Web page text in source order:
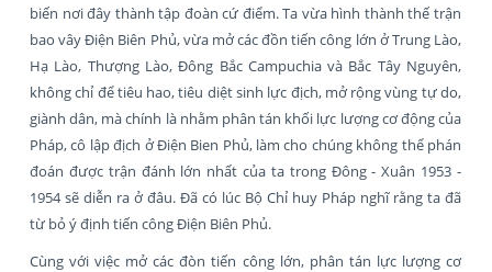
biến nơi đây thành tập đoàn cứ điểm. Ta vừa hình thành thế trận
bao vây Điện Biên Phủ, vừa mở các đồn tiến công lớn ở Trung Lào,
Hạ Lào, Thượng Lào, Đông Bắc Campuchia và Bắc Tây Nguyên,
không chỉ để tiêu hao, tiêu diệt sinh lực địch, mở rộng vùng tự do,
giành dân, mà chính là nhằm phân tán khối lực lượng cơ động của
Pháp, cô lập địch ở Điện Bien Phủ, làm cho chúng không thể phán
đoán được trận đánh lớn nhất của ta trong Đông - Xuân 1953 -
1954 sẽ diễn ra ở đâu. Đã có lúc Bộ Chỉ huy Pháp nghĩ rằng ta đã
từ bỏ ý định tiến công Điện Biên Phủ.
Cùng với việc mở các đòn tiến công lớn, phân tán lực lượng cơ